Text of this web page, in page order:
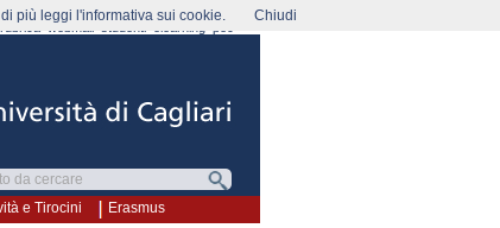
rubrica webmail
e Tirocini Erasmus
più leggi l'informativa sui cookie. Chiudi